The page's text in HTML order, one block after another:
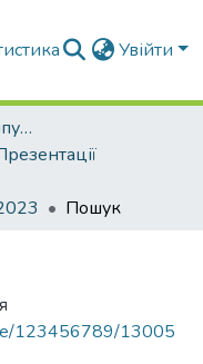
Увійти
Атестаційні роботи випускників
Пошук
123456789/13005